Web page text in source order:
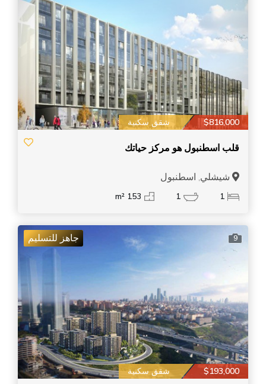
شقق سكنية $816,000
قلب اسطنبول هو مركز حياتك
شيشلي, اسطنبول
1
1
153 m²
9 جاهز للتسليم
شقق سكنية $193,000